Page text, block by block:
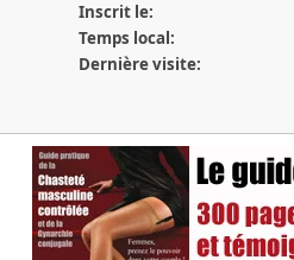
Inscrit le:
Temps local:
Dernière visite: